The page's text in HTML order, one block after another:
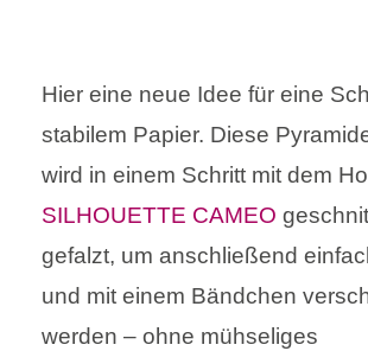
Hier eine neue Idee für eine
stabilem Papier. Diese
wird in einem Schritt mit dem
SILHOUETTE CAMEO
gefalzt, um anschließend
und mit einem Bändchen
werden – ohne mühseliges